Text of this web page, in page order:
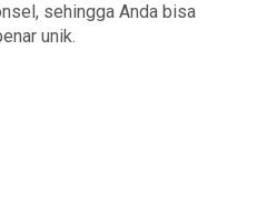
sehingga Anda bisa
unik.